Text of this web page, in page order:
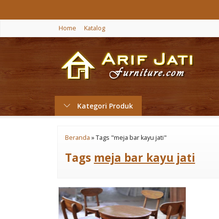
Home Katalog
Kategori Produk
Beranda »Tags "meja bar kayu jati"
Tags meja bar kayu jati